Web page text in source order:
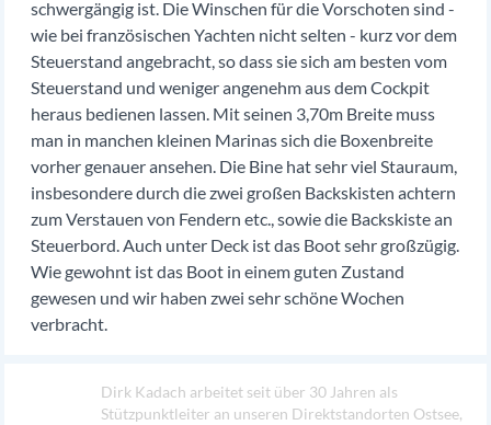
schwergängig ist. Die Winschen für die Vorschoten sind -
wie bei französischen Yachten nicht selten - kurz vor dem
Steuerstand angebracht, so dass sie sich am besten vom
Steuerstand und weniger angenehm aus dem Cockpit
heraus bedienen lassen. Mit seinen 3,70m Breite muss
man in manchen kleinen Marinas sich die Boxenbreite
vorher genauer ansehen. Die Bine hat sehr viel Stauraum,
insbesondere durch die zwei großen Backskisten achtern
zum Verstauen von Fendern etc., sowie die Backskiste an
Steuerbord. Auch unter Deck ist das Boot sehr großzügig.
Wie gewohnt ist das Boot in einem guten Zustand
gewesen und wir haben zwei sehr schöne Wochen
verbracht.
Dirk Kadach arbeitet seit über 30 Jahren als
Stützpunktleiter an unseren Direktstandorten Ostsee,